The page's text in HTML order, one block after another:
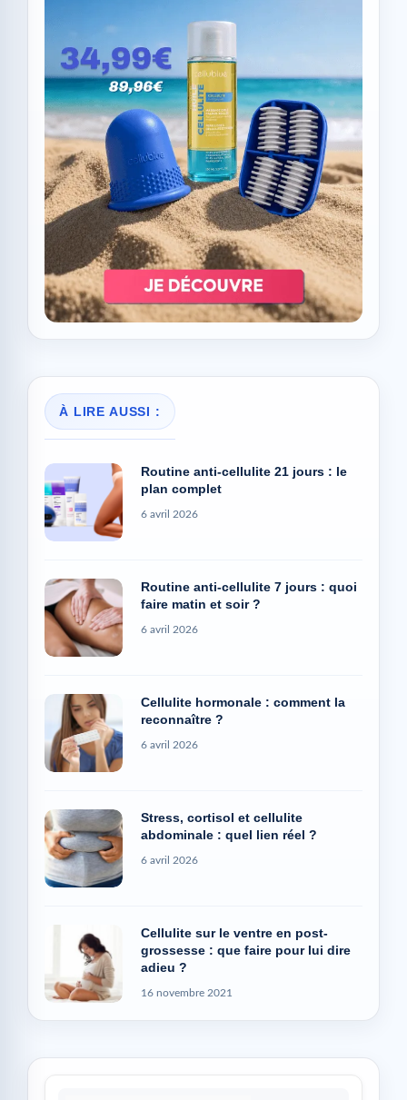
À LIRE AUSSI :
Routine anti-cellulite 21 jours : le
plan complet
6 avril 2026
Routine anti-cellulite 7 jours : quoi
faire matin et soir ?
6 avril 2026
Cellulite hormonale : comment la
reconnaître ?
6 avril 2026
Stress, cortisol et cellulite
abdominale : quel lien réel ?
6 avril 2026
Cellulite sur le ventre en post-
grossesse : que faire pour lui dire
adieu ?
16 novembre 2021